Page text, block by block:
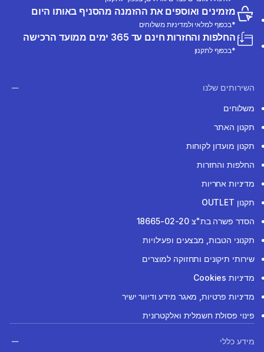
מזמינים ואוספים את ההזמנה מהסניף באותו היום
*בכפוף למלאי ולמדיניות משלוחים
החלפות והחזרות חינם עד 365 ימים ממועד הרכישה
*בכפוף לתקנון
השירותים שלנו
משלוחים
תקנון האתר
תקנון מועדון לקוחות
החלפות והחזרות
מדיניות אחריות
תקנון OUTLET
הסדר פשרה בת"צ 18665-02-20
תקנוני הטבות, מבצעים ופעילויות
שירותי תיקונים ותחזוקה למוצרים
מדיניות Cookies
מדיניות פרטיות, מאגר מידע ודיוור ישיר
פינוי פסולת חשמלית ואלקטרונית
מידע כללי